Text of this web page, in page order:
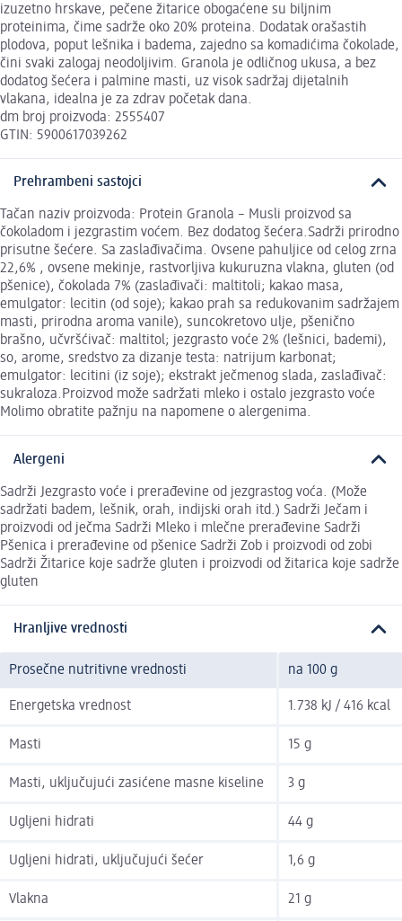
izuzetno hrskave, pečene žitarice obogaćene su biljnim
proteinima, čime sadrže oko 20% proteina. Dodatak orašastih
plodova, poput lešnika i badema, zajedno sa komadićima čokolade,
čini svaki zalogaj neodoljivim. Granola je odličnog ukusa, a bez
dodatog šećera i palmine masti, uz visok sadržaj dijetalnih
vlakana, idealna je za zdrav početak dana.
dm broj proizvoda: 2555407
GTIN: 5900617039262
Prehrambeni sastojci
Tačan naziv proizvoda: Protein Granola – Musli proizvod sa
čokoladom i jezgrastim voćem. Bez dodatog šećera.Sadrži prirodno
prisutne šećere. Sa zaslađivačima. Ovsene pahuljice od celog zrna
22,6% , ovsene mekinje, rastvorljiva kukuruzna vlakna, gluten (od
pšenice), čokolada 7% (zaslađivači: maltitoli; kakao masa,
emulgator: lecitin (od soje); kakao prah sa redukovanim sadržajem
masti, prirodna aroma vanile), suncokretovo ulje, pšenično
brašno, učvršćivač: maltitol; jezgrasto voće 2% (lešnici, bademi),
so, arome, sredstvo za dizanje testa: natrijum karbonat;
emulgator: lecitini (iz soje); ekstrakt ječmenog slada, zaslađivač:
sukraloza.Proizvod može sadržati mleko i ostalo jezgrasto voće
Molimo obratite pažnju na napomene o alergenima.
Alergeni
Sadrži Jezgrasto voće i prerađevine od jezgrastog voća. (Može
sadržati badem, lešnik, orah, indijski orah itd.) Sadrži Ječam i
proizvodi od ječma Sadrži Mleko i mlečne prerađevine Sadrži
Pšenica i prerađevine od pšenice Sadrži Zob i proizvodi od zobi
Sadrži Žitarice koje sadrže gluten i proizvodi od žitarica koje sadrže
gluten
Hranljive vrednosti
Prosečne nutritivne vrednosti na 100 g
Energetska vrednost 1.738 kJ / 416 kcal
Masti 15 g
Masti, uključujući zasićene masne kiseline 3 g
Ugljeni hidrati 44 g
Ugljeni hidrati, uključujući šećer 1,6 g
Vlakna 21 g